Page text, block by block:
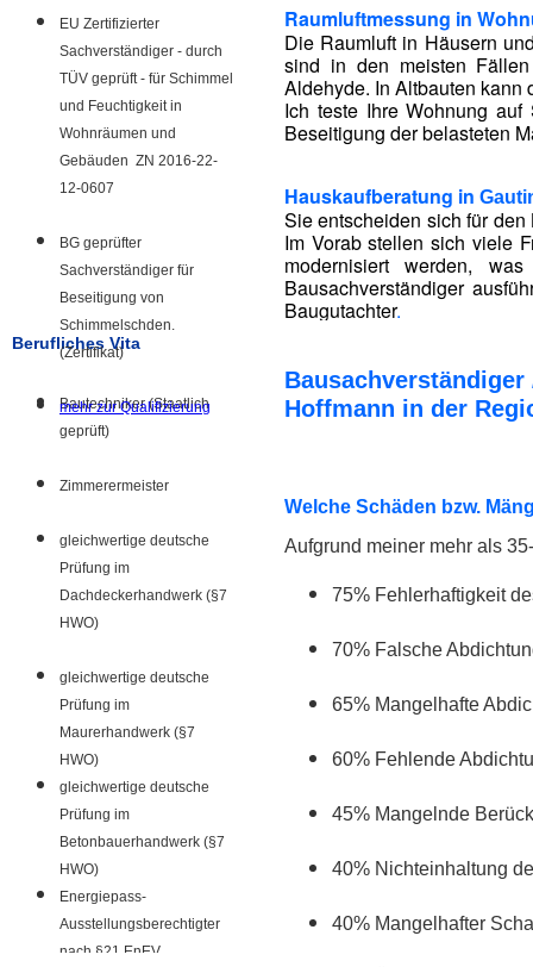
Raumluftmessung in
Die Raumluft in Häusern
sind in den meisten Fällen
Aldehyde. In Altbauten kann
Ich teste Ihre Wohnung
Beseitigung der belasteten
Welche Schäden bzw.
Aufgrund meiner mehr als
75% Fehlerhaftigkeit
70% Falsche
65% Mangelhafte
60% Fehlende
45% Mangelnde
40% Nichteinhaltung
40% Mangelhafter
Berufliches Vita
Bautechniker (Staatlich
geprüft)
Zimmerermeister
gleichwertige deutsche
Prüfung im
Dachdeckerhandwerk (§7
HWO)
gleichwertige deutsche
Prüfung im
Maurerhandwerk (§7
HWO)
gleichwertige deutsche
Prüfung im
Betonbauerhandwerk (§7
HWO)
Energiepass-
Ausstellungsberechtigter
nach §21 EnEV
EU Zertifizierter
Sachverständiger - durch
TÜV geprüft - für Schimmel
und Feuchtigkeit in
Wohnräumen und
Gebäuden ZN 2016-22-
12-0607
BG geprüfter
Sachverständiger für
Beseitigung von
Schimmelschden.
(Zertifikat)
mehr zur Qualifizierung
Hauskaufberatung in
Sie entscheiden sich für
Im Vorab stellen sich viele
modernisiert werden,
Bausachverständiger
Baugutachter.
Hoffmann in der